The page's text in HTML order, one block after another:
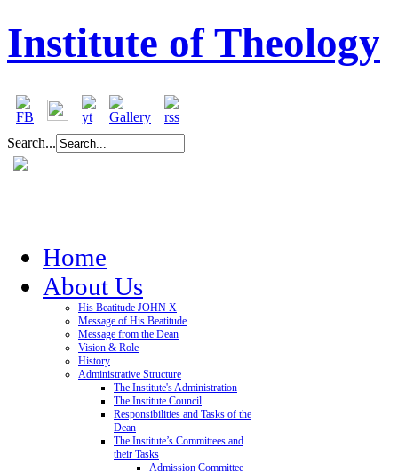
Institute of Theology
Search...
Home
About Us
His Beatitude JOHN X
Message of His Beatitude
Message from the Dean
Vision & Role
History
Administrative Structure
The Institute's Administration
The Institute Council
Responsibilities and Tasks of the
Dean
The Institute’s Committees and
their Tasks
Admission Committee